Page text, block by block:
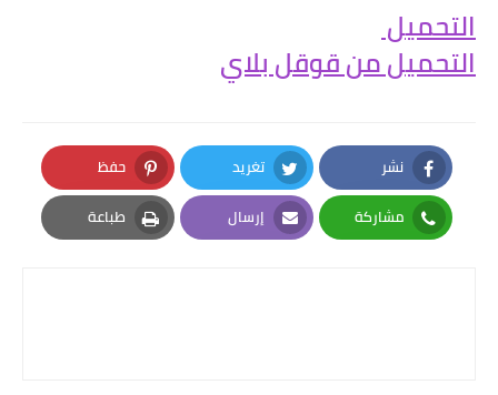
التحميل
التحميل من قوقل بلاي
نشر
Facebook
تغريد
Twitter
حفظ
Pinterest
مشاركة
Whatsapp
إرسال
Email
طباعة
Print